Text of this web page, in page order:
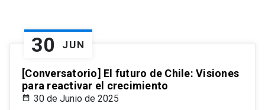
30 JUN
[Conversatorio] El futuro de Chile: Visiones
para reactivar el crecimiento
30 de Junio de 2025